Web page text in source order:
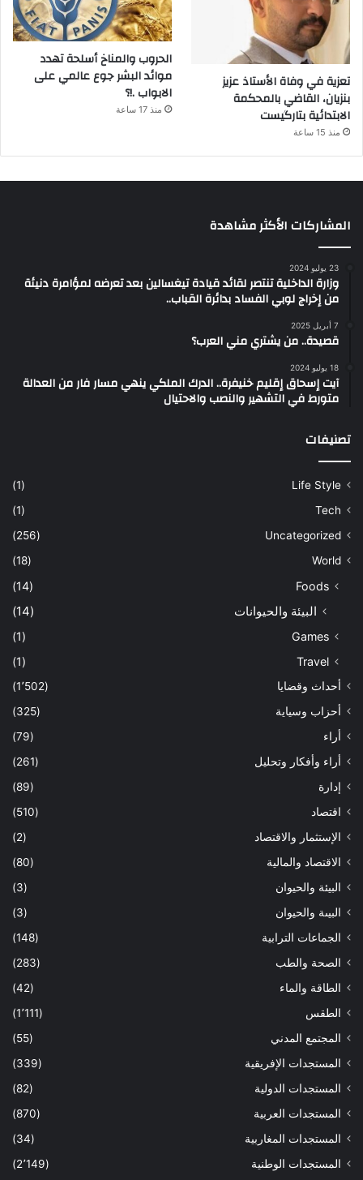
تعزية في وفاة الأستاذ عزيز
بنزيان، القاضي بالمحكمة
الابتدائية بتارگيست
منذ 15 ساعة
الحروب والمناخ أسلحة تهدد
موائد البشر جوع عالمي على
الابواب .!؟
منذ 17 ساعة
المشاركات الأكثر مشاهدة
23 يوليو 2024
وزارة الداخلية تنتصر لقائد قيادة تيغسالين بعد تعرضه لمؤامرة دنيئة
من إخراج لوبي الفساد بدائرة القباب..
7 أبريل 2025
قصيدة.. من يشتري مني العرب؟
18 يوليو 2024
آيت إسحاق إقليم خنيفرة.. الدرك الملكي ينهي مسار فار من العدالة
متورط في التشهير والنصب والاحتيال
تصنيفات
Life Style
(1)
Tech
(1)
Uncategorized
(256)
World
(18)
Foods
(14)
البيئة والحيوانات (14)
Games
(1)
Travel
(1)
أحداث وقضايا
(1٬502)
أحزاب وسياية
(325)
أراء
(79)
أراء وأفكار وتحليل
(261)
إدارة
(89)
اقتصاد
(510)
الإستثمار والاقتصاد
(2)
الاقتصاد والمالية
(80)
البيئة والحيوان
(3)
البيىة والحيوان
(3)
الجماعات الترابية
(148)
الصحة والطب
(283)
الطاقة والماء
(42)
الطقس
(1٬111)
المجتمع المدني
(55)
المستجدات الإفريقية
(339)
المستجدات الدولية
(82)
المستجدات العربية
(870)
المستجدات المغاربية
(34)
المستجدات الوطنية
(2٬149)